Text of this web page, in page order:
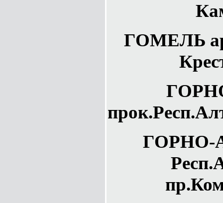
ГОМЕЛЬ
ГОРНО-